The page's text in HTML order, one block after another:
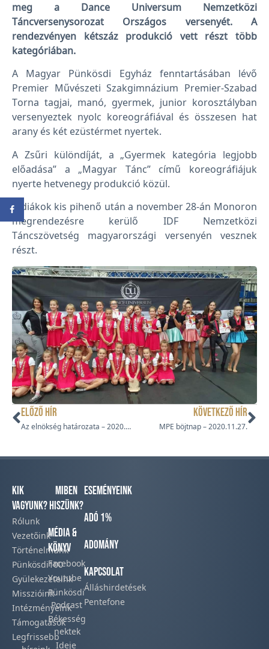
meg a Dance Universum Nemzetközi
Táncversenysorozat Országos versenyét. A
rendezvényen kétszáz produkció vett részt több
kategóriában.
A Magyar Pünkösdi Egyház fenntartásában lévő
Premier Művészeti Szakgimnázium Premier-Szabad
Torna tagjai, manó, gyermek, junior korosztályban
versenyeztek nyolc koreográfiával és összesen hat
arany és két ezüstérmet nyertek.
A Zsűri különdíját, a „Gyermek kategória legjobb
előadása” a „Magyar Tánc” című koreográfiájuk
nyerte hetvenegy produkció közül.
A diákok kis pihenő után a november 28-án Monoron
megrendezésre kerülő IDF Nemzetközi
Táncszövetség magyarországi versenyén vesznek
részt.
ELŐZŐ HÍR
Az elnökség határozata – 2020.11.10.
KÖVETKEZŐ HÍR
MPE böjtnap – 2020.11.27.
Kik
vagyunk?
Rólunk
Vezetőink
Történelmünk​
Pünkösdi100
Gyülekezeteink​
Misszióink​
Intézményeink
Támogatások
Legfrissebb
Miben
hiszünk?
Média &
Könyv
Facebook​
Youtube
Pünkösdi
Podcast​
Békesség
nektek
Ideje
Eseményeink
Adó 1%
Adomány
Kapcsolat
Álláshirdetések
Pentefone